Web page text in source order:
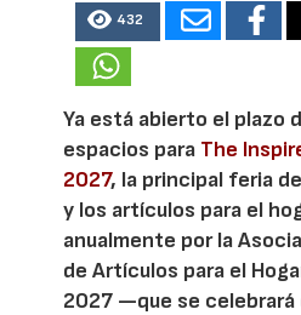
432
Ya está abierto el plazo
espacios para The
2027, la principal feria
y los artículos para el
anualmente por la
de Artículos para el
2027 —que se celebrará